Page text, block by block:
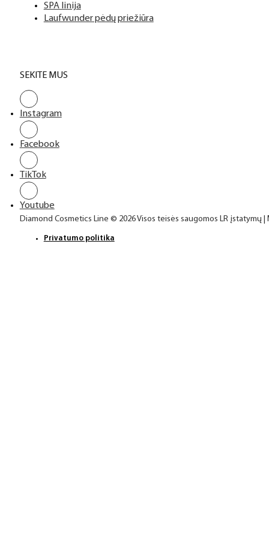
SPA linija
Laufwunder pėdų priežiūra
SEKITE MUS
Instagram
Facebook
TikTok
Youtube
Diamond Cosmetics Line © 2026 Visos teisės saugomos LR įstatymų
Privatumo politika